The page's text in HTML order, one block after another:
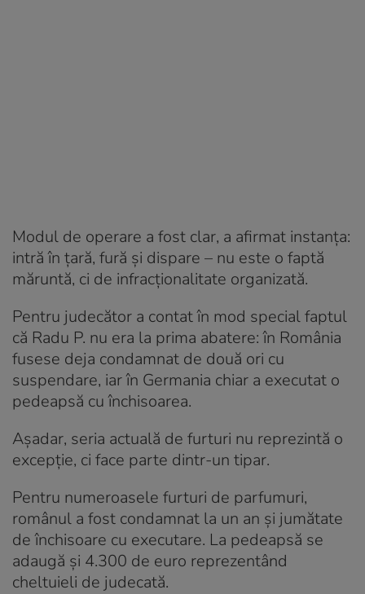
Modul de operare a fost clar, a afirmat instanța:
intră în țară, fură și dispare – nu este o faptă
măruntă, ci de infracționalitate organizată.
Pentru judecător a contat în mod special faptul
că Radu P. nu era la prima abatere: în România
fusese deja condamnat de două ori cu
suspendare, iar în Germania chiar a executat o
pedeapsă cu închisoarea.
Așadar, seria actuală de furturi nu reprezintă o
excepție, ci face parte dintr-un tipar.
Pentru numeroasele furturi de parfumuri,
românul a fost condamnat la un an și jumătate
de închisoare cu executare. La pedeapsă se
adaugă și 4.300 de euro reprezentând
cheltuieli de judecată.